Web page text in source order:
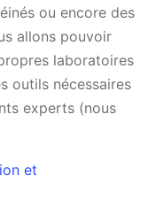
ou encore des
allons pouvoir
laboratoires
outils nécessaires
experts (nous
et